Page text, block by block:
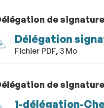
de signature
Délégation
Fichier PDF, 3 Mo
de
1-délégation-